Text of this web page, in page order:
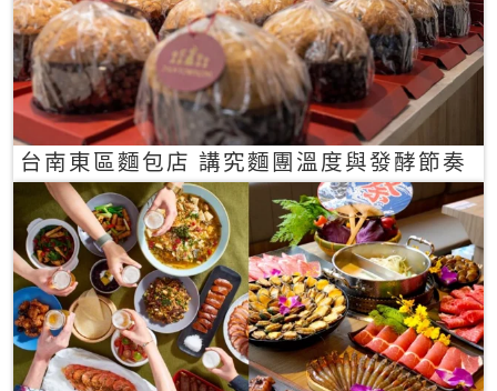
台南東區麵包店 講究麵團溫度與發酵節奏
冠軍手作麵包